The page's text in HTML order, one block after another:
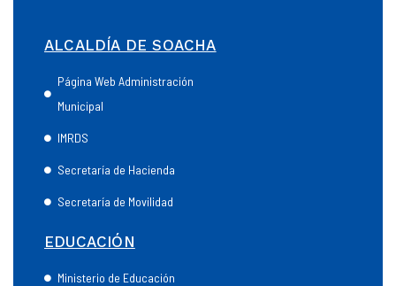
ALCALDÍA DE SOACHA
Página Web Administración
Municipal
IMRDS
Secretaría de Hacienda
Secretaría de Movilidad
EDUCACIÓN
Ministerio de Educación